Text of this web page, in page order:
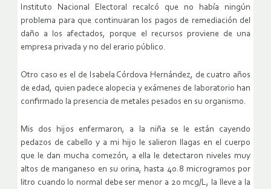
Instituto Nacional Electoral recalcó que no había ningún
problema para que continuaran los pagos de remediación del
daño a los afectados, porque el recursos proviene de una
empresa privada y no del erario público.
Otro caso es el de Isabela Córdova Hernández, de cuatro años
de edad, quien padece alopecia y exámenes de laboratorio han
confirmado la presencia de metales pesados en su organismo.
Mis dos hijos enfermaron, a la niña se le están cayendo
pedazos de cabello y a mi hijo le salieron llagas en el cuerpo
que le dan mucha comezón, a ella le detectaron niveles muy
altos de manganeso en su orina, hasta 40.8 microgramos por
litro cuando lo normal debe ser menor a 20 mcg/L, la lleve a la